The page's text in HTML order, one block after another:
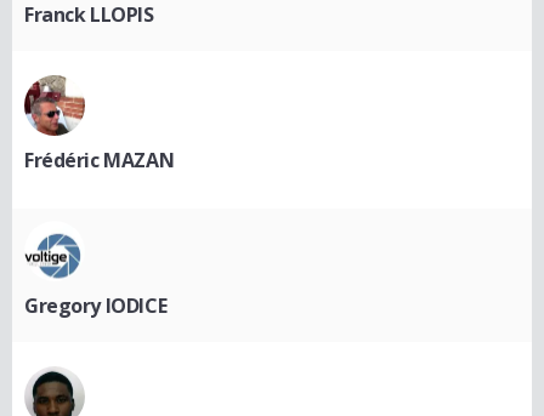
Franck LLOPIS
Frédéric MAZAN
Gregory IODICE